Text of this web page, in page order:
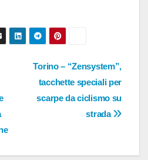
Torino – “Zensystem”,
tacchette speciali per
scarpe da ciclismo su
strada